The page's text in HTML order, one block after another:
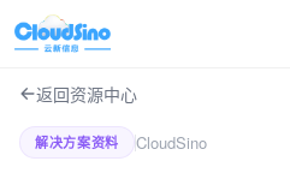
返回资源中心
解决方案资料 CloudSino